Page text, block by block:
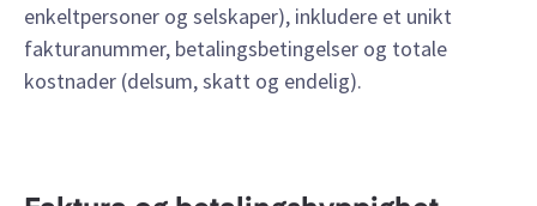
enkeltpersoner og selskaper), inkludere et unikt
fakturanummer, betalingsbetingelser og totale
kostnader (delsum, skatt og endelig).